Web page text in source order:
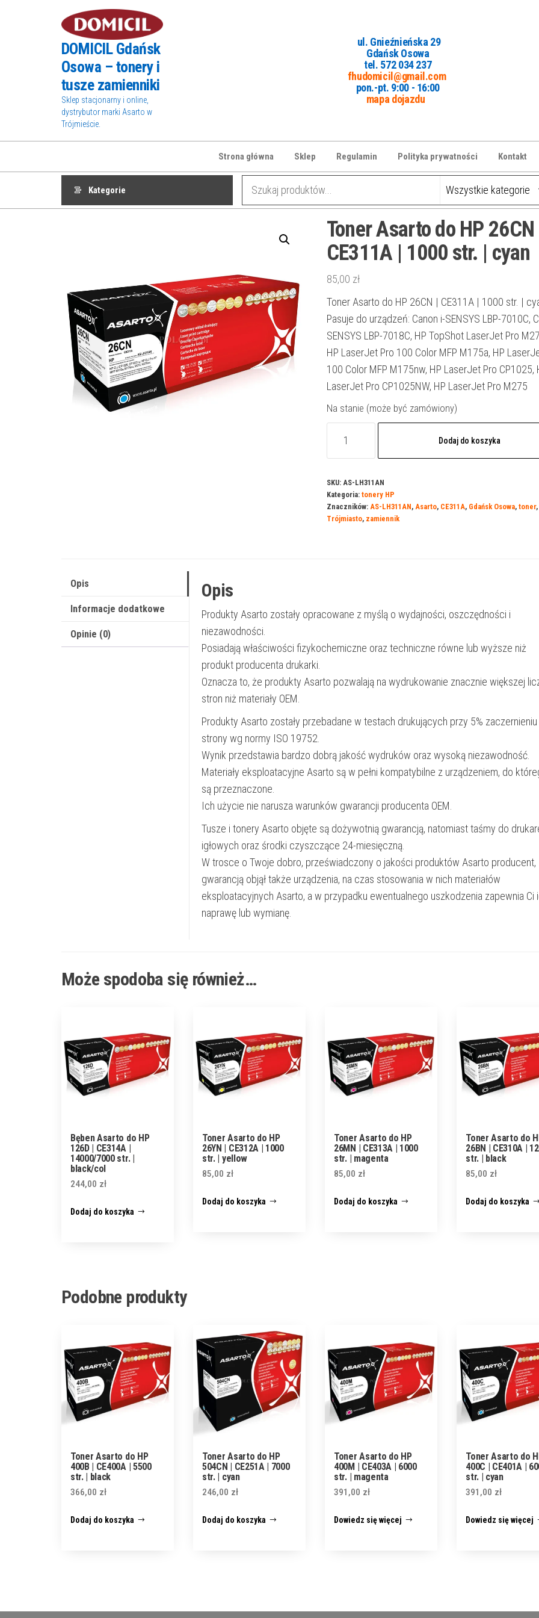
DOMICIL Gdańsk
Osowa – tonery i
tusze zamienniki
Sklep stacjonarny i online,
dystrybutor marki Asarto w
Trójmieście.
ul. Gnieźnieńska 29
Gdańsk Osowa
tel. 572 034 237
fhudomicil@gmail.com
pon.-pt. 9:00 - 16:00
mapa dojazdu
Strona główna Sklep Regulamin Polityka prywatności Kontakt
Kategorie
Toner Asarto do HP 26CN
CE311A | 1000 str. | cyan
85,00 zł
Toner Asarto do HP 26CN | CE311A | 1000 str. |
Pasuje do urządzeń: Canon i-SENSYS LBP-7010C,
SENSYS LBP-7018C, HP TopShot LaserJet Pro
HP LaserJet Pro 100 Color MFP M175a, HP
100 Color MFP M175nw, HP LaserJet Pro CP1025,
LaserJet Pro CP1025NW, HP LaserJet Pro M275
Na stanie (może być zamówiony)
Toner
do
HP
26CN
|
Dodaj do koszyka
SKU: AS-LH311AN
Kategoria: tonery HP
Znaczników: AS-LH311AN, Asarto, CE311A, Gdańsk Osowa, toner,
Trójmiasto, zamiennik
Opis
Informacje dodatkowe
Opinie (0)
Opis
Produkty Asarto zostały opracowane z myślą o wydajności, oszczędności i
niezawodności.
Posiadają właściwości fizykochemiczne oraz techniczne równe lub wyższe niż
produkt producenta drukarki.
Oznacza to, że produkty Asarto pozwalają na wydrukowanie znacznie większej
stron niż materiały OEM.
Produkty Asarto zostały przebadane w testach drukujących przy 5% zaczernieniu
strony wg normy ISO 19752.
Wynik przedstawia bardzo dobrą jakość wydruków oraz wysoką niezawodność.
Materiały eksploatacyjne Asarto są w pełni kompatybilne z urządzeniem, do
są przeznaczone.
Ich użycie nie narusza warunków gwarancji producenta OEM.
Tusze i tonery Asarto objęte są dożywotnią gwarancją, natomiast taśmy do
igłowych oraz środki czyszczące 24-miesięczną.
W trosce o Twoje dobro, przeświadczony o jakości produktów Asarto producent,
gwarancją objął także urządzenia, na czas stosowania w nich materiałów
eksploatacyjnych Asarto, a w przypadku ewentualnego uszkodzenia zapewnia Ci
naprawę lub wymianę.
Może spodoba się również…
Bęben Asarto do HP
126D | CE314A |
14000/7000 str. |
black/col
244,00 zł
Dodaj do koszyka
Toner Asarto do HP
26YN | CE312A | 1000
str. | yellow
85,00 zł
Dodaj do koszyka
Toner Asarto do HP
26MN | CE313A | 1000
str. | magenta
85,00 zł
Dodaj do koszyka
Toner Asarto do
26BN | CE310A |
str. | black
85,00 zł
Dodaj do koszyka
Podobne produkty
Toner Asarto do HP
400B | CE400A | 5500
str. | black
366,00 zł
Dodaj do koszyka
Toner Asarto do HP
504CN | CE251A | 7000
str. | cyan
246,00 zł
Dodaj do koszyka
Toner Asarto do HP
400M | CE403A | 6000
str. | magenta
391,00 zł
Dowiedz się więcej
Toner Asarto do
400C | CE401A |
str. | cyan
391,00 zł
Dowiedz się więcej